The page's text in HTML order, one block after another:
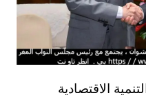
الاقتصادية